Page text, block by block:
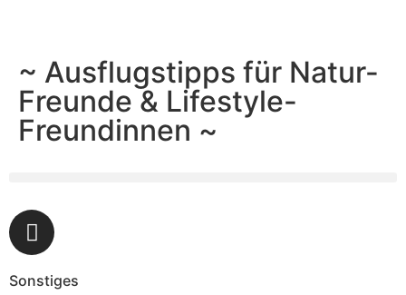
~ Ausflugstipps für Natur-
Freunde & Lifestyle-
Freundinnen ~
Sonstiges